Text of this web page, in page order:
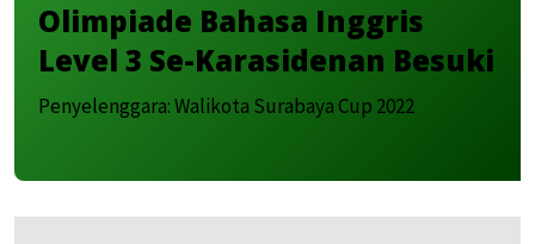
Olimpiade Bahasa Inggris
Level 3 Se-Karasidenan Besuki
Penyelenggara: Walikota Surabaya Cup 2022